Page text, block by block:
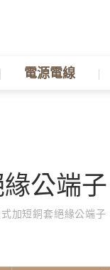
電源電線
公端
加短銅套絕緣公端子